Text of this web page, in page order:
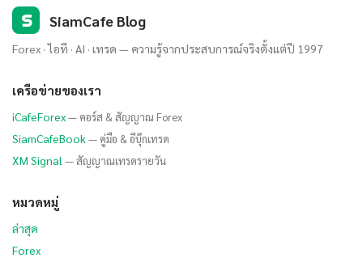
S SiamCafe Blog
Forex · ไอที · AI · เทรด — ความรู้จากประสบการณ์จริงตั้งแต่ปี 1997
เครือข่ายของเรา
iCafeForex— คอร์ส & สัญญาณ Forex
SiamCafeBook— คู่มือ & อีบุ๊กเทรด
XM Signal — สัญญาณเทรดรายวัน
หมวดหมู่
ล่าสุด
Forex